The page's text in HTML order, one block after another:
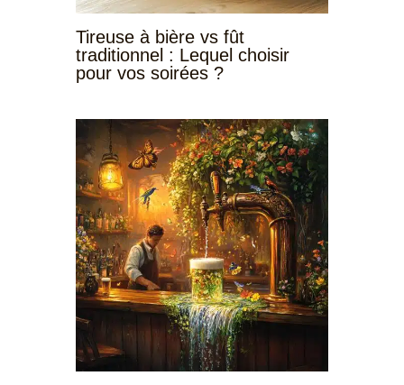
Tireuse à bière vs fût
traditionnel : Lequel choisir
pour vos soirées ?